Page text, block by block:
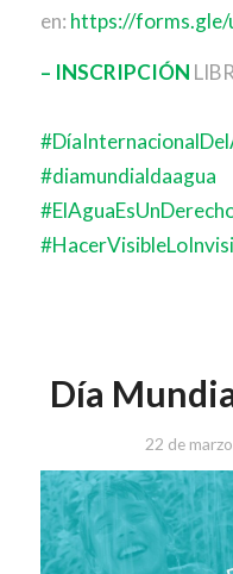
en: https://
– INSCRIPCIÓN
#diamundialdaagua
Día
22 de